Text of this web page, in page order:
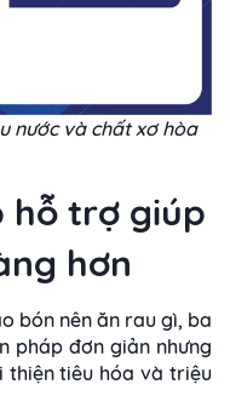
nước và chất xơ hòa
hỗ trợ giúp
hơn
bón nên ăn rau gì, ba
pháp đơn giản nhưng
thiện tiêu hóa và triệu